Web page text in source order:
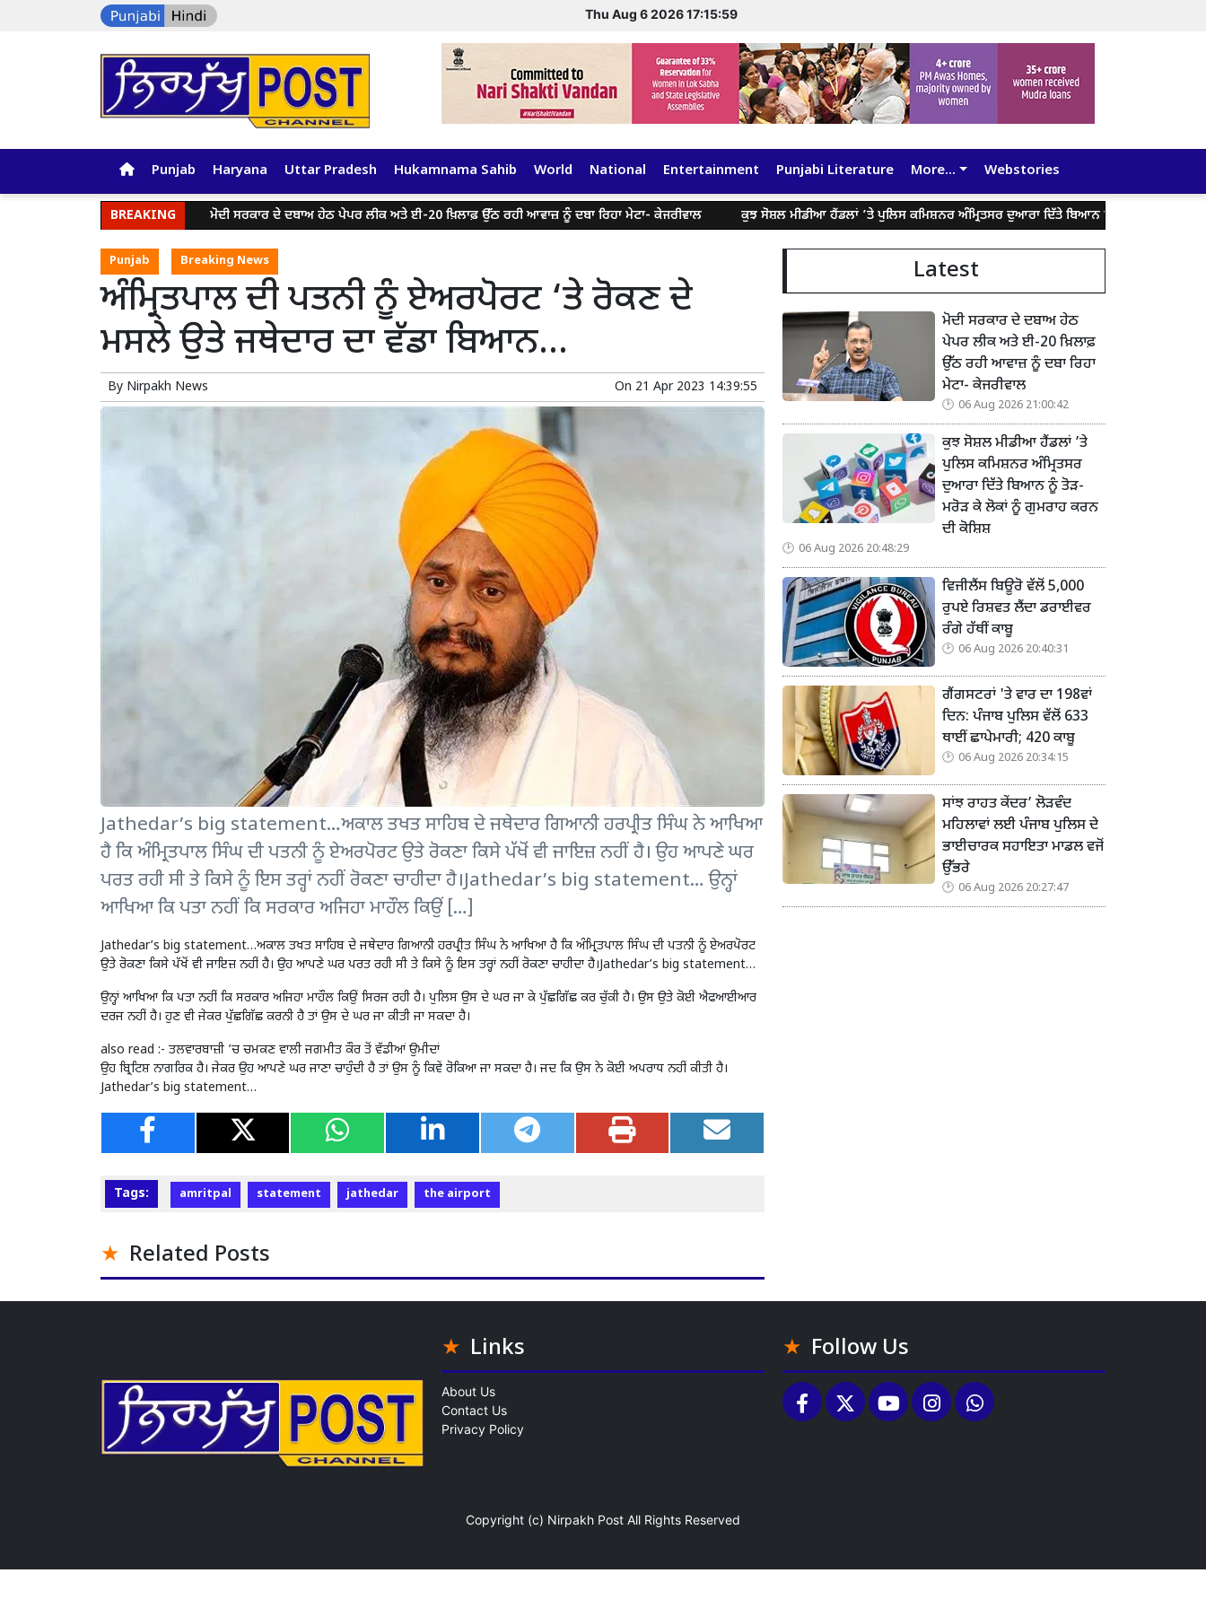
Thu Aug 6 2026 17:16:00
Punjab Haryana Uttar Pradesh Hukamnama Sahib World National Entertainment Punjabi Literature More... Webstories
BREAKING ਮੋਦੀ ਸਰਕਾਰ ਦੇ ਦਬਾਅ ਹੇਠ ਪੇਪਰ ਲੀਕ ਅਤੇ ਈ-20 ਖ਼ਿਲਾਫ਼ ਉੱਠ ਰਹੀ ਆਵਾਜ਼ ਨੂੰ ਦਬਾ ਰਿਹਾ ਮੇਟਾ- ਕੇਜਰੀਵਾਲ ਕੁਝ ਸੋਸ਼ਲ ਮੀਡੀਆ ਹੈਂਡਲਾਂ ’ਤੇ ਪੁਲਿਸ ਕਮਿਸ਼ਨਰ ਅੰਮ੍ਰਿਤਸਰ ਦੁਆਰਾ ਦਿੱਤੇ ਬਿਆਨ ਨੂੰ ਤੋੜ-ਮਰੋੜ ਕੇ ਲੋਕਾਂ ਨੂੰ
Punjab Breaking News
ਅੰਮ੍ਰਿਤਪਾਲ ਦੀ ਪਤਨੀ ਨੂੰ ਏਅਰਪੋਰਟ ‘ਤੇ ਰੋਕਣ ਦੇ
ਮਸਲੇ ਉਤੇ ਜਥੇਦਾਰ ਦਾ ਵੱਡਾ ਬਿਆਨ…
By Nirpakh News On 21 Apr 2023 14:39:55
Jathedar’s big statement…ਅਕਾਲ ਤਖਤ ਸਾਹਿਬ ਦੇ ਜਥੇਦਾਰ ਗਿਆਨੀ ਹਰਪ੍ਰੀਤ ਸਿੰਘ ਨੇ ਆਖਿਆ
ਹੈ ਕਿ ਅੰਮ੍ਰਿਤਪਾਲ ਸਿੰਘ ਦੀ ਪਤਨੀ ਨੂੰ ਏਅਰਪੋਰਟ ਉਤੇ ਰੋਕਣਾ ਕਿਸੇ ਪੱਖੋਂ ਵੀ ਜਾਇਜ਼ ਨਹੀਂ ਹੈ। ਉਹ ਆਪਣੇ ਘਰ
ਪਰਤ ਰਹੀ ਸੀ ਤੇ ਕਿਸੇ ਨੂੰ ਇਸ ਤਰ੍ਹਾਂ ਨਹੀਂ ਰੋਕਣਾ ਚਾਹੀਦਾ ਹੈ।Jathedar’s big statement… ਉਨ੍ਹਾਂ
ਆਖਿਆ ਕਿ ਪਤਾ ਨਹੀਂ ਕਿ ਸਰਕਾਰ ਅਜਿਹਾ ਮਾਹੌਲ ਕਿਉਂ […]
Jathedar’s big statement…ਅਕਾਲ ਤਖਤ ਸਾਹਿਬ ਦੇ ਜਥੇਦਾਰ ਗਿਆਨੀ ਹਰਪ੍ਰੀਤ ਸਿੰਘ ਨੇ ਆਖਿਆ ਹੈ ਕਿ ਅੰਮ੍ਰਿਤਪਾਲ ਸਿੰਘ ਦੀ ਪਤਨੀ ਨੂੰ ਏਅਰਪੋਰਟ
ਉਤੇ ਰੋਕਣਾ ਕਿਸੇ ਪੱਖੋਂ ਵੀ ਜਾਇਜ਼ ਨਹੀਂ ਹੈ। ਉਹ ਆਪਣੇ ਘਰ ਪਰਤ ਰਹੀ ਸੀ ਤੇ ਕਿਸੇ ਨੂੰ ਇਸ ਤਰ੍ਹਾਂ ਨਹੀਂ ਰੋਕਣਾ ਚਾਹੀਦਾ ਹੈ।Jathedar’s big statement…
ਉਨ੍ਹਾਂ ਆਖਿਆ ਕਿ ਪਤਾ ਨਹੀਂ ਕਿ ਸਰਕਾਰ ਅਜਿਹਾ ਮਾਹੌਲ ਕਿਉਂ ਸਿਰਜ ਰਹੀ ਹੈ। ਪੁਲਿਸ ਉਸ ਦੇ ਘਰ ਜਾ ਕੇ ਪੁੱਛਗਿੱਛ ਕਰ ਚੁੱਕੀ ਹੈ। ਉਸ ਉਤੇ ਕੋਈ ਐਫਆਈਆਰ
ਦਰਜ ਨਹੀਂ ਹੈ। ਹੁਣ ਵੀ ਜੇਕਰ ਪੁੱਛਗਿੱਛ ਕਰਨੀ ਹੈ ਤਾਂ ਉਸ ਦੇ ਘਰ ਜਾ ਕੀਤੀ ਜਾ ਸਕਦਾ ਹੈ।
also read :- ਤਲਵਾਰਬਾਜ਼ੀ ’ਚ ਚਮਕਣ ਵਾਲੀ ਜਗਮੀਤ ਕੌਰ ਤੋਂ ਵੱਡੀਆਂ ਉਮੀਦਾਂ
ਉਹ ਬ੍ਰਿਟਿਸ਼ ਨਾਗਰਿਕ ਹੈ। ਜੇਕਰ ਉਹ ਆਪਣੇ ਘਰ ਜਾਣਾ ਚਾਹੁੰਦੀ ਹੈ ਤਾਂ ਉਸ ਨੂੰ ਕਿਵੇਂ ਰੋਕਿਆ ਜਾ ਸਕਦਾ ਹੈ। ਜਦ ਕਿ ਉਸ ਨੇ ਕੋਈ ਅਪਰਾਧ ਨਹੀਂ ਕੀਤੀ ਹੈ।
Jathedar’s big statement…
Tags: amritpal statement jathedar the airport
Related Posts
Latest
ਮੋਦੀ ਸਰਕਾਰ ਦੇ ਦਬਾਅ ਹੇਠ
ਪੇਪਰ ਲੀਕ ਅਤੇ ਈ-20 ਖ਼ਿਲਾਫ਼
ਉੱਠ ਰਹੀ ਆਵਾਜ਼ ਨੂੰ ਦਬਾ ਰਿਹਾ
ਮੇਟਾ- ਕੇਜਰੀਵਾਲ
06 Aug 2026 21:00:42
ਕੁਝ ਸੋਸ਼ਲ ਮੀਡੀਆ ਹੈਂਡਲਾਂ ’ਤੇ
ਪੁਲਿਸ ਕਮਿਸ਼ਨਰ ਅੰਮ੍ਰਿਤਸਰ
ਦੁਆਰਾ ਦਿੱਤੇ ਬਿਆਨ ਨੂੰ ਤੋੜ-
ਮਰੋੜ ਕੇ ਲੋਕਾਂ ਨੂੰ ਗੁਮਰਾਹ ਕਰਨ
ਦੀ ਕੋਸ਼ਿਸ਼
06 Aug 2026 20:48:29
ਵਿਜੀਲੈਂਸ ਬਿਊਰੋ ਵੱਲੋਂ 5,000
ਰੁਪਏ ਰਿਸ਼ਵਤ ਲੈਂਦਾ ਡਰਾਈਵਰ
ਰੰਗੇ ਹੱਥੀਂ ਕਾਬੂ
06 Aug 2026 20:40:31
ਗੈਂਗਸਟਰਾਂ 'ਤੇ ਵਾਰ ਦਾ 198ਵਾਂ
ਦਿਨ: ਪੰਜਾਬ ਪੁਲਿਸ ਵੱਲੋਂ 633
ਥਾਈਂ ਛਾਪੇਮਾਰੀ; 420 ਕਾਬੂ
06 Aug 2026 20:34:15
ਸਾਂਝ ਰਾਹਤ ਕੇਂਦਰ’ ਲੋੜਵੰਦ
ਮਹਿਲਾਵਾਂ ਲਈ ਪੰਜਾਬ ਪੁਲਿਸ ਦੇ
ਭਾਈਚਾਰਕ ਸਹਾਇਤਾ ਮਾਡਲ ਵਜੋਂ
ਉੱਭਰੇ
06 Aug 2026 20:27:47
Links
About Us
Contact Us
Privacy Policy
Follow Us
Copyright (c) Nirpakh Post All Rights Reserved